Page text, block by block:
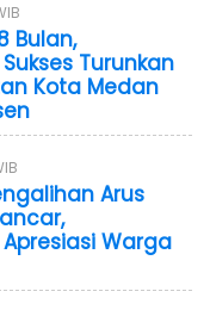
Bulan,
Turunkan
Kota Medan
Arus
Warga